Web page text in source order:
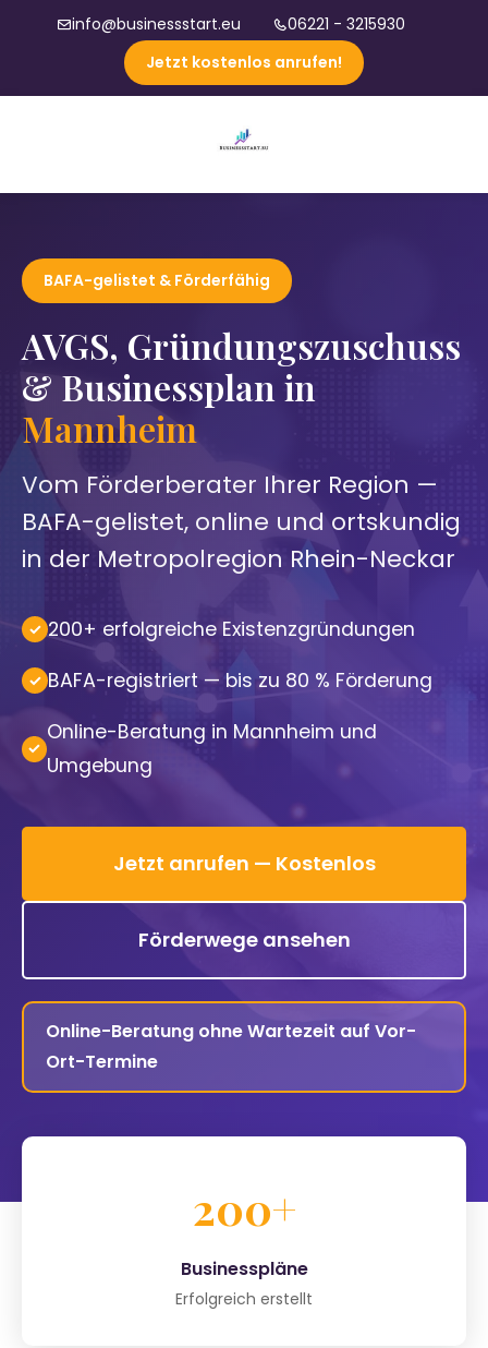
info@businessstart.eu
06221 - 3215930
Jetzt kostenlos anrufen!
BAFA-gelistet & Förderfähig
AVGS, Gründungszuschuss
& Businessplan in
Mannheim
Vom Förderberater Ihrer Region —
BAFA-gelistet, online und ortskundig
in der Metropolregion Rhein-Neckar
200+ erfolgreiche Existenzgründungen
BAFA-registriert — bis zu 80 % Förderung
Online-Beratung in Mannheim und
Umgebung
Jetzt anrufen — Kostenlos
Förderwege ansehen
Online-Beratung ohne Wartezeit auf Vor-
Ort-Termine
200+
Businesspläne
Erfolgreich erstellt